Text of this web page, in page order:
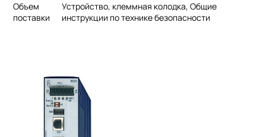
Объем
поставки
Устройство, клеммная колодка, Общие
инструкции по технике безопасности